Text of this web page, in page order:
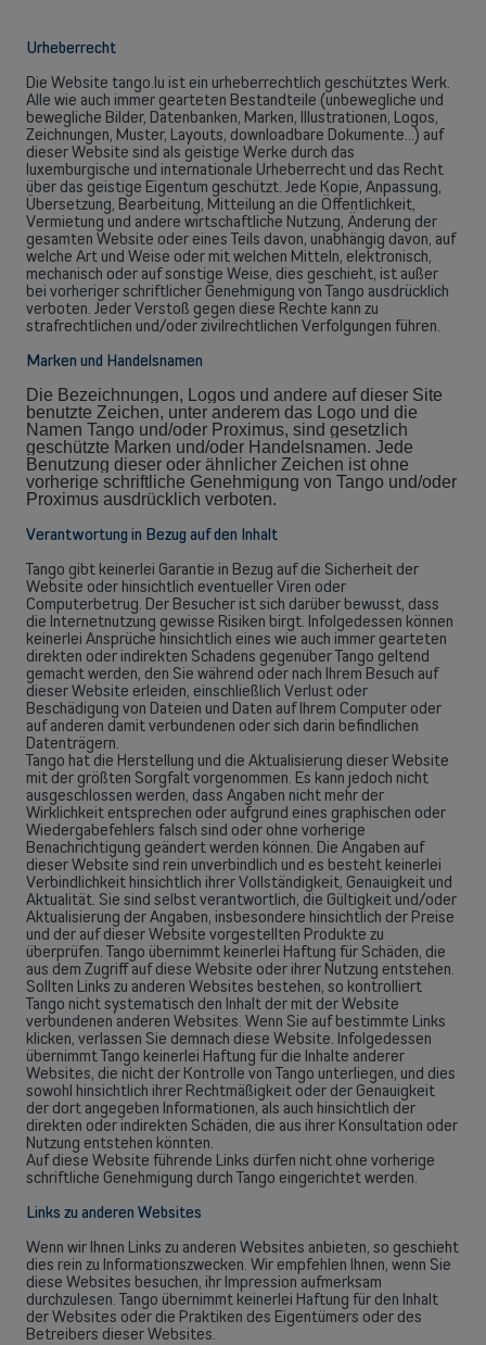
Urheberrecht
Die Website tango.lu ist ein urheberrechtlich geschütztes Werk.
Alle wie auch immer gearteten Bestandteile (unbewegliche und
bewegliche Bilder, Datenbanken, Marken, Illustrationen, Logos,
Zeichnungen, Muster, Layouts, downloadbare Dokumente...) auf
dieser Website sind als geistige Werke durch das
luxemburgische und internationale Urheberrecht und das Recht
über das geistige Eigentum geschützt. Jede Kopie, Anpassung,
Übersetzung, Bearbeitung, Mitteilung an die Öffentlichkeit,
Vermietung und andere wirtschaftliche Nutzung, Änderung der
gesamten Website oder eines Teils davon, unabhängig davon, auf
welche Art und Weise oder mit welchen Mitteln, elektronisch,
mechanisch oder auf sonstige Weise, dies geschieht, ist außer
bei vorheriger schriftlicher Genehmigung von Tango ausdrücklich
verboten. Jeder Verstoß gegen diese Rechte kann zu
strafrechtlichen und/oder zivilrechtlichen Verfolgungen führen.
Marken und Handelsnamen
Die Bezeichnungen, Logos und andere auf dieser Site
benutzte Zeichen, unter anderem das Logo und die
Namen Tango und/oder Proximus, sind gesetzlich
geschützte Marken und/oder Handelsnamen. Jede
Benutzung dieser oder ähnlicher Zeichen ist ohne
vorherige schriftliche Genehmigung von Tango und/oder
Proximus ausdrücklich verboten.
Verantwortung in Bezug auf den Inhalt
Tango gibt keinerlei Garantie in Bezug auf die Sicherheit der
Website oder hinsichtlich eventueller Viren oder
Computerbetrug. Der Besucher ist sich darüber bewusst, dass
die Internetnutzung gewisse Risiken birgt. Infolgedessen können
keinerlei Ansprüche hinsichtlich eines wie auch immer gearteten
direkten oder indirekten Schadens gegenüber Tango geltend
gemacht werden, den Sie während oder nach Ihrem Besuch auf
dieser Website erleiden, einschließlich Verlust oder
Beschädigung von Dateien und Daten auf Ihrem Computer oder
auf anderen damit verbundenen oder sich darin befindlichen
Datenträgern.
Tango hat die Herstellung und die Aktualisierung dieser Website
mit der größten Sorgfalt vorgenommen. Es kann jedoch nicht
ausgeschlossen werden, dass Angaben nicht mehr der
Wirklichkeit entsprechen oder aufgrund eines graphischen oder
Wiedergabefehlers falsch sind oder ohne vorherige
Benachrichtigung geändert werden können. Die Angaben auf
dieser Website sind rein unverbindlich und es besteht keinerlei
Verbindlichkeit hinsichtlich ihrer Vollständigkeit, Genauigkeit und
Aktualität. Sie sind selbst verantwortlich, die Gültigkeit und/oder
Aktualisierung der Angaben, insbesondere hinsichtlich der Preise
und der auf dieser Website vorgestellten Produkte zu
überprüfen. Tango übernimmt keinerlei Haftung für Schäden, die
aus dem Zugriff auf diese Website oder ihrer Nutzung entstehen.
Sollten Links zu anderen Websites bestehen, so kontrolliert
Tango nicht systematisch den Inhalt der mit der Website
verbundenen anderen Websites. Wenn Sie auf bestimmte Links
klicken, verlassen Sie demnach diese Website. Infolgedessen
übernimmt Tango keinerlei Haftung für die Inhalte anderer
Websites, die nicht der Kontrolle von Tango unterliegen, und dies
sowohl hinsichtlich ihrer Rechtmäßigkeit oder der Genauigkeit
der dort angegeben Informationen, als auch hinsichtlich der
direkten oder indirekten Schäden, die aus ihrer Konsultation oder
Nutzung entstehen könnten.
Auf diese Website führende Links dürfen nicht ohne vorherige
schriftliche Genehmigung durch Tango eingerichtet werden.
Links zu anderen Websites
Wenn wir Ihnen Links zu anderen Websites anbieten, so geschieht
dies rein zu Informationszwecken. Wir empfehlen Ihnen, wenn Sie
diese Websites besuchen, ihr Impression aufmerksam
durchzulesen. Tango übernimmt keinerlei Haftung für den Inhalt
der Websites oder die Praktiken des Eigentümers oder des
Betreibers dieser Websites.